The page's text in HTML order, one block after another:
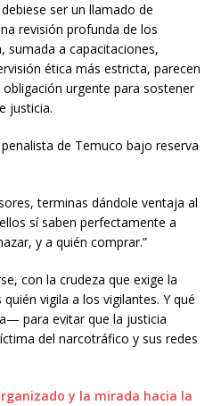
ser un llamado de
revisión profunda de los
sumada a capacitaciones,
ética más estricta, parecen
urgente para sostener
justicia.
de Temuco bajo reserva
terminas dándole ventaja al
sí saben perfectamente a
y a quién comprar.”
con la crudeza que exige la
vigila a los vigilantes. Y qué
para evitar que la justicia
del narcotráfico y sus redes
y la mirada hacia la